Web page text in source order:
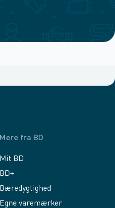
Mere fra BD
Mit BD
BD+
Bæredygtighed
Egne varemærker